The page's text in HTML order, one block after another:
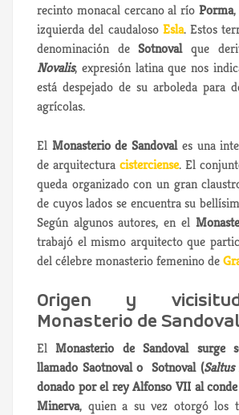
recinto monacal cercano al río Porma
izquierda del caudaloso Esla. Estos
denominación deSotnovalque
Novalis, expresión latina que nos
está despejado de su arboleda para
agrícolas.
El Monasterio de Sandovales una
de arquitectura cisterciense. El
queda organizado con un gran
de cuyos lados se encuentra su
Según algunos autores, en el
trabajó el mismo arquitecto que
del célebre monasterio femenino de
Origen y
Monasterio de
ElMonasterio de Sandoval surge
llamado Saotnoval o Sotnoval (Saltus
donado por el rey Alfonso VII al conde
Minerva, quien a su vez otorgó los